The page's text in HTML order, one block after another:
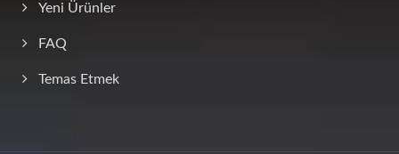
Yeni Ürünler
FAQ
Temas Etmek